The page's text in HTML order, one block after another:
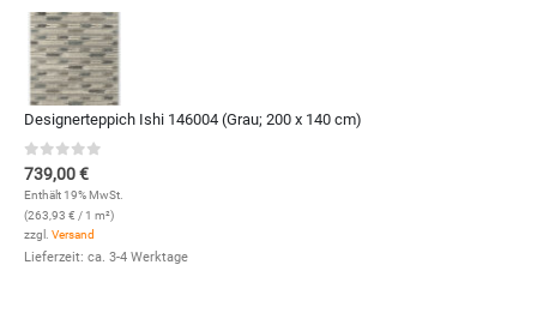
Designerteppich Ishi 146004 (Grau; 200 x 140 cm)
0out of 5
739,00€
Enthält 19% MwSt.
(263,93 € / 1 m²)
zzgl. Versand
Lieferzeit: ca. 3-4 Werktage